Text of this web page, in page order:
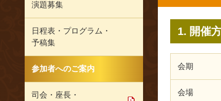
演題募集
日程表・プログラム・
予稿集
参加者へのご案内
司会・座長・
1. 開催
会期
会場